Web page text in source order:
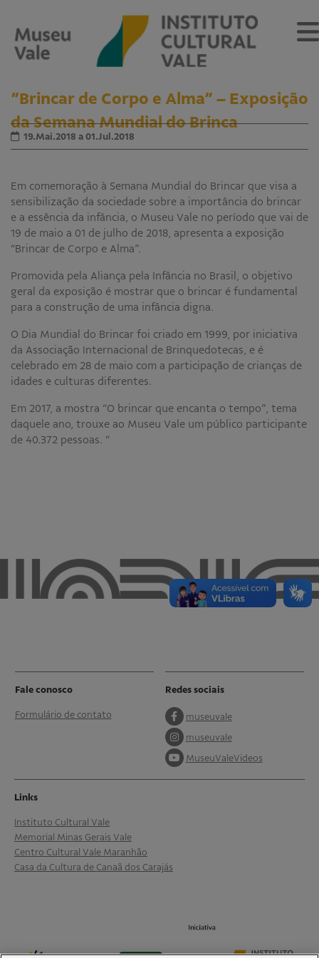
Museu Vale Extramuros
Sobre o Instituto Cultural Vale
Estrutura Organizacional
Centro de Memória
Programação
Notícias
Educativo
Programa Aprendiz
Workshops
Publicações
Editais
”Brincar de Corpo e Alma” – Exposição
da Semana Mundial do Brinca
19.Mai.2018 a 01.Jul.2018
Em comemoração à Semana Mundial do Brincar que visa a
sensibilização da sociedade sobre a importância do brincar
e a essência da infância, o Museu Vale no período que vai de
19 de maio a 01 de julho de 2018, apresenta a exposição
“Brincar de Corpo e Alma”.
Promovida pela Aliança pela Infância no Brasil, o objetivo
geral da exposição é mostrar que o brincar é fundamental
para a construção de uma infância digna.
O Dia Mundial do Brincar foi criado em 1999, por iniciativa
da Associação Internacional de Brinquedotecas, e é
celebrado em 28 de maio com a participação de crianças de
idades e culturas diferentes.
Em 2017, a mostra “O brincar que encanta o tempo”, tema
daquele ano, trouxe ao Museu Vale um público participante
de 40.372 pessoas. “
Fale conosco
Formulário de contato
Redes sociais
museuvale
museuvale
MuseuValeVideos
Links
Instituto Cultural Vale
Memorial Minas Gerais Vale
Centro Cultural Vale Maranhão
Casa da Cultura de Canaã dos Carajás